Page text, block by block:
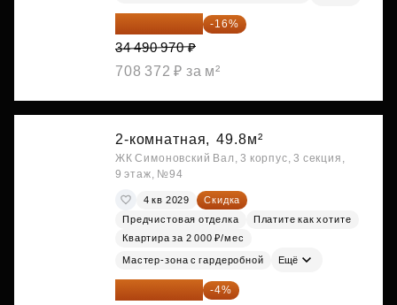
28 972 415 ₽ -16%
34 490 970 ₽
708 372 ₽ за м²
2-комнатная, 49.8м²
ЖК Симоновский Вал, 3 корпус, 3 секция,
9 этаж, №94
4 кв 2029
Скидка
Предчистовая отделка
Платите как хотите
Квартира за 2 000 ₽/мес
Мастер-зона с гардеробной Ещё
29 067 264 ₽ -4%